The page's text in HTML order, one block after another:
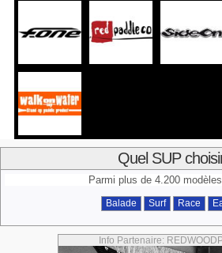
Quel SUP
Parmi plus de 4.200
Balade Surf Race
Info Partenaire: